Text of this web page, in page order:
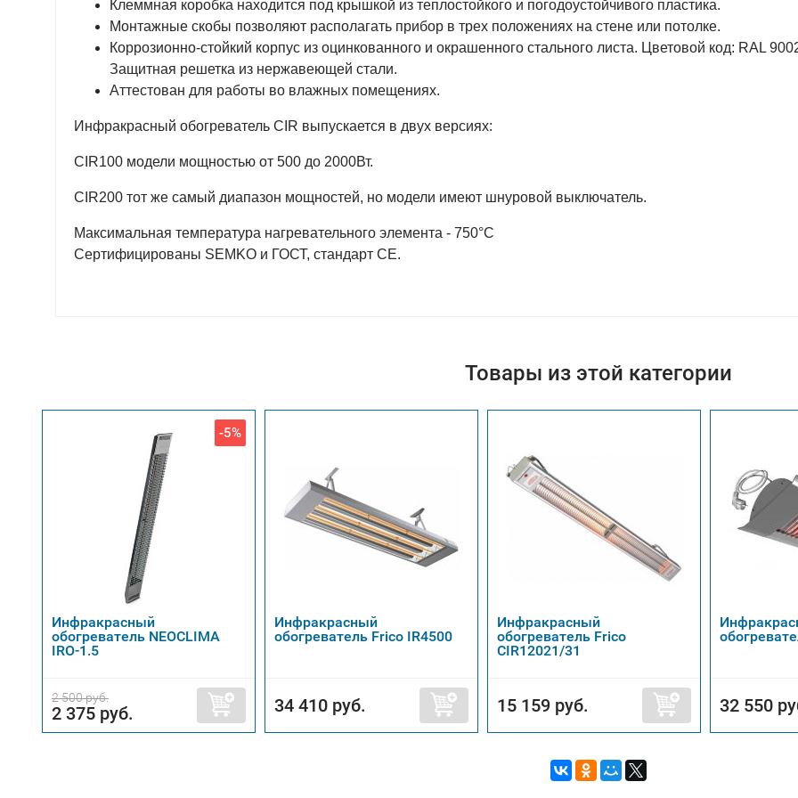
Клеммная коробка находится под крышкой из теплостойкого и погодоустойчивого пластика.
Монтажные скобы позволяют располагать прибор в трех положениях на стене или потолке.
Коррозионно-стойкий корпус из оцинкованного и окрашенного стального листа. Цветовой код: RAL
Защитная решетка из нержавеющей стали.
Аттестован для работы во влажных помещениях.
Инфракрасный обогреватель CIR выпускается в двух версиях:
CIR100 модели мощностью от 500 до 2000Вт.
CIR200 тот же самый диапазон мощностей, но модели имеют шнуровой выключатель.
Maксимальная температура нагревательного элемента - 750°C
Сертифицированы SEMKO и ГОСТ, стандарт СЕ.
Товары из этой категории
-5%
Инфракрасный
обогреватель NEOCLIMA
IRO-1.5
2 500 руб.
2 375 руб.
Инфракрасный
обогреватель Frico IR4500
34 410 руб.
Инфракрасный
обогреватель Frico
CIR12021/31
15 159 руб. 32 550